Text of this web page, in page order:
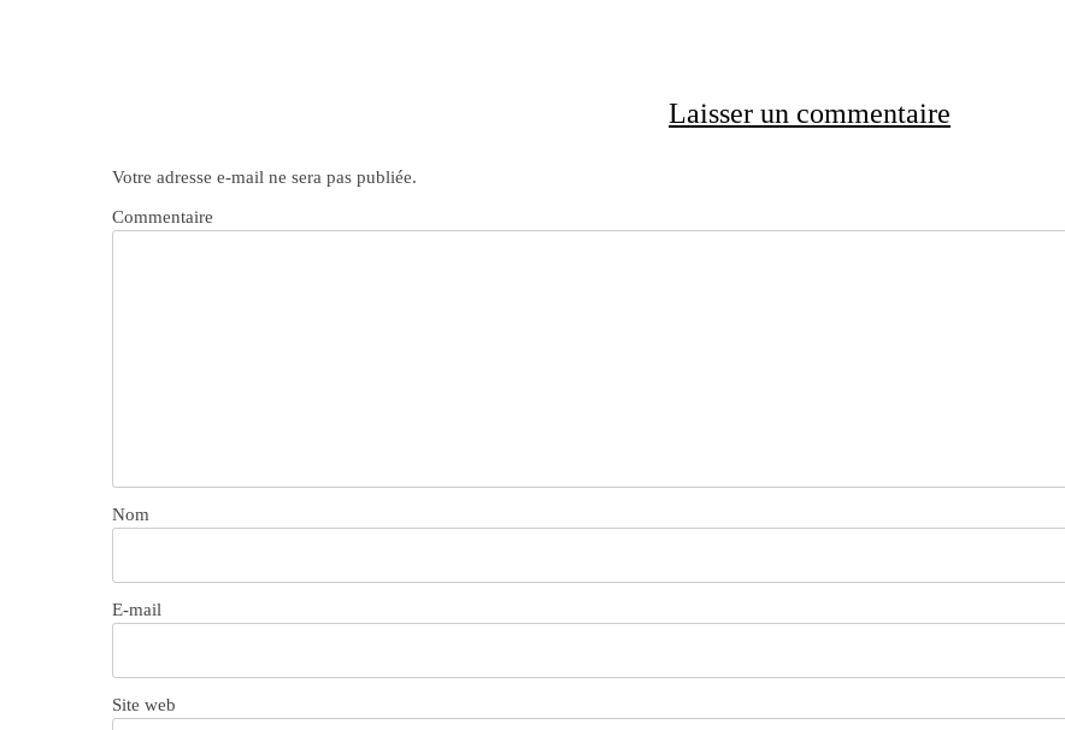
Laisser un commentaire
Votre adresse e-mail ne sera pas publiée.
Commentaire
Nom
E-mail
Site web